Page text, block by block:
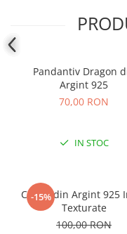
Coliere cu mărgele
Coliere cu pietre
Pandantiv Dragon
Argint 925
70,00 RON
IN STOC
-15%
Cercei din Argint 925
Texturate
100,00 RON